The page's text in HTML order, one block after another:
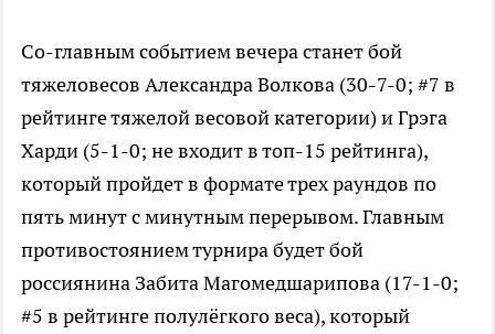
Со-главным событием вечера станет бой
тяжеловесов Александра Волкова (30-7-0; #7 в
рейтинге тяжелой весовой категории) и Грэга
Харди (5-1-0; не входит в топ-15 рейтинга),
который пройдет в формате трех раундов по
пять минут с минутным перерывом. Главным
противостоянием турнира будет бой
россиянина Забита Магомедшарипова (17-1-0;
#5 в рейтинге полулёгкого веса), который